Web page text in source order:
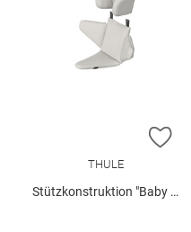
THULE
Stützkonstruktion "Baby Supporter"